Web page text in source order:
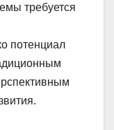
требуется
потенциал